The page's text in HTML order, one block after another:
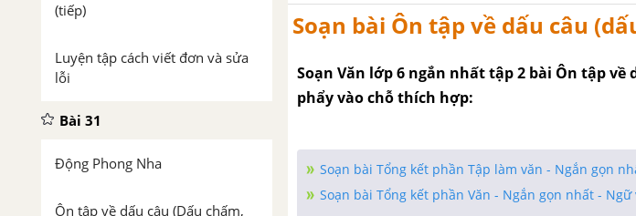
(tiếp)
Luyện tập cách viết đơn và sửa
lỗi
Bài 31
Động Phong Nha
Ôn tập về dấu câu (Dấu chấm,
Soạn bài Ôn tập về dấu câu
Soạn Văn lớp 6 ngắn nhất tập 2 bài Ôn tập về
phẩy vào chỗ thích hợp:
Soạn bài Tổng kết phần Tập làm văn - Ngắn gọn
Soạn bài Tổng kết phần Văn - Ngắn gọn nhất - Ngữ